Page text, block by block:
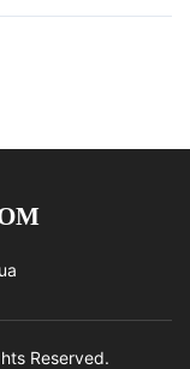
Reserved.